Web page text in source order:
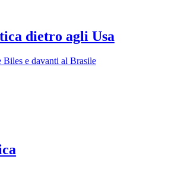
dietro agli Usa
Biles e davanti al Brasile